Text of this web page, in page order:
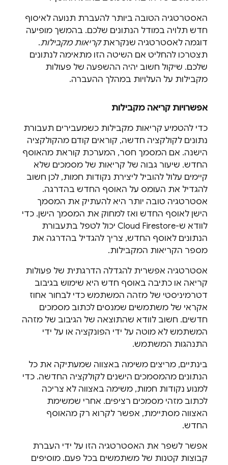
האסטרטגיה הטובה ביותר להעברת תנועה לאיסוף
חדש תלויה במודל הנתונים שלכם. בהמשך מופיעה
דוגמה לאסטרטגיה שנקראתקריאות מקבילות.
תצטרכו להחליט אם השיטה הזו מתאימה לנתונים
שלכם. שיקול חשוב יהיה ההשפעה של פעולות
מקבילות על העלויות במהלך ההעברה.
אפשרויות קריאה מקבילות
כדי להטמיע קריאות מקבילות כשמעבירים תעבורת
נתונים לקולקציה חדשה, קוראים קודם מהקולקציה
הישנה. אם המסמך חסר, המערכת קוראת מהאוסף
החדש. שיעור גבוה של קריאות של מסמכים שלא
קיימים עלול להוביל ליצירת נקודות חמות, לכן חשוב
להגדיל את העומס על האוסף החדש בהדרגה.
אסטרטגיה טובה יותר היא להעתיק את המסמך
הישן לאוסף החדש ואז למחוק את המסמך הישן. כדי
לוודא ש-Cloud Firestore יכול לטפל בתעבורת
הנתונים לאוסף החדש, צריך להגדיל בהדרגה את
מספר הקריאות המקבילות.
אסטרטגיה אפשרית להגדלה הדרגתית של פעולות
קריאה או כתיבה באוסף חדש היא שימוש בגיבוב
דטרמיניסטי של מזהה המשתמש כדי לבחור אחוז
אקראי של משתמשים שמנסים לכתוב מסמכים
חדשים. חשוב לוודא שהתוצאה של הגיבוב של מזהה
המשתמש לא מוטה על ידי הפונקציה או על ידי
התנהגות המשתמש.
בינתיים, מריצים משימה באצווה שמעתיקה את כל
הנתונים מהמסמכים הישנים לקולקציה החדשה. כדי
למנוע נקודות חמות, משימה באצווה לא צריכה
לכתוב מזהי מסמכים רציפים. אחרי שמשימת
האצווה מסתיימת, אפשר לקרוא רק מהאוסף
החדש.
אפשר לשפר את האסטרטגיה הזו על ידי העברת
קבוצות קטנות של משתמשים בכל פעם. מוסיפים